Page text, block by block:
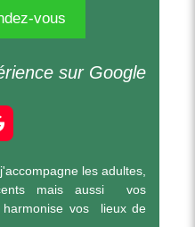
vous
sur Google
les adultes,
mais aussi vos
vos lieux de